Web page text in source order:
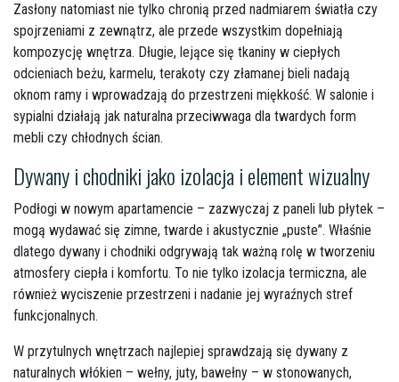
Zasłony natomiast nie tylko chronią przed nadmiarem światła czy
spojrzeniami z zewnątrz, ale przede wszystkim dopełniają
kompozycję wnętrza. Długie, lejące się tkaniny w ciepłych
odcieniach beżu, karmelu, terakoty czy złamanej bieli nadają
oknom ramy i wprowadzają do przestrzeni miękkość. W salonie i
sypialni działają jak naturalna przeciwwaga dla twardych form
mebli czy chłodnych ścian.
Dywany i chodniki jako izolacja i element wizualny
Podłogi w nowym apartamencie – zazwyczaj z paneli lub płytek –
mogą wydawać się zimne, twarde i akustycznie „puste”. Właśnie
dlatego dywany i chodniki odgrywają tak ważną rolę w tworzeniu
atmosfery ciepła i komfortu. To nie tylko izolacja termiczna, ale
również wyciszenie przestrzeni i nadanie jej wyraźnych stref
funkcjonalnych.
W przytulnych wnętrzach najlepiej sprawdzają się dywany z
naturalnych włókien – wełny, juty, bawełny – w stonowanych,